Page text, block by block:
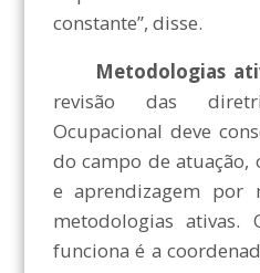
constante”, disse.
Metodologias
revisão das
Ocupacional deve
do campo de atuação,
e aprendizagem por
metodologias ativas.
funciona é a